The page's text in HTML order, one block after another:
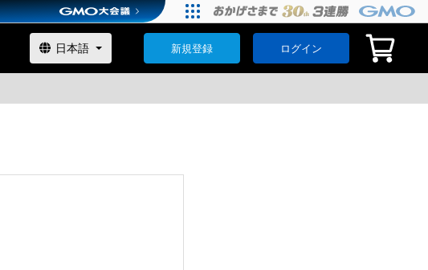
新規登録 ログイン